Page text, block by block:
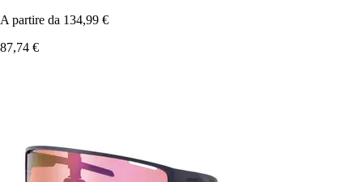
A partire da 134,99 €
87,74 €